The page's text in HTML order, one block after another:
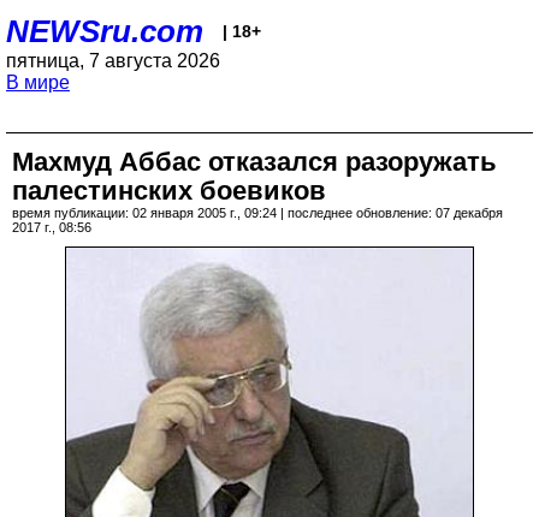
NEWSru.com | 18+
пятница, 7 августа 2026
В мире
Махмуд Аббас отказался разоружать
палестинских боевиков
время публикации: 02 января 2005 г., 09:24 | последнее обновление: 07 декабря
2017 г., 08:56